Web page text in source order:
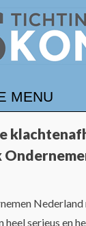
Nederland
heel serieus en